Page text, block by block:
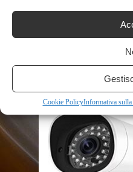
Cookie PolicyInformativa
RELATED POSTS